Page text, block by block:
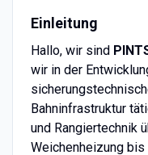
Einleitung
Hallo, wir sind
wir in der
Bahninfrastruktur
und Rangiertechnik
Weichenheizung bis